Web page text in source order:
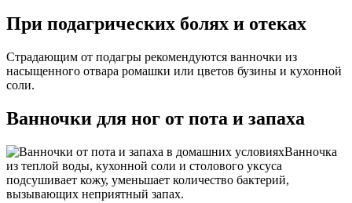
При подагрических болях и отеках
Страдающим от подагры рекомендуются ванночки из
насыщенного отвара ромашки или цветов бузины и кухонной
соли.
Ванночки для ног от пота и запаха
Ванночка
из теплой воды, кухонной соли и столового уксуса
подсушивает кожу, уменьшает количество бактерий,
вызывающих неприятный запах.